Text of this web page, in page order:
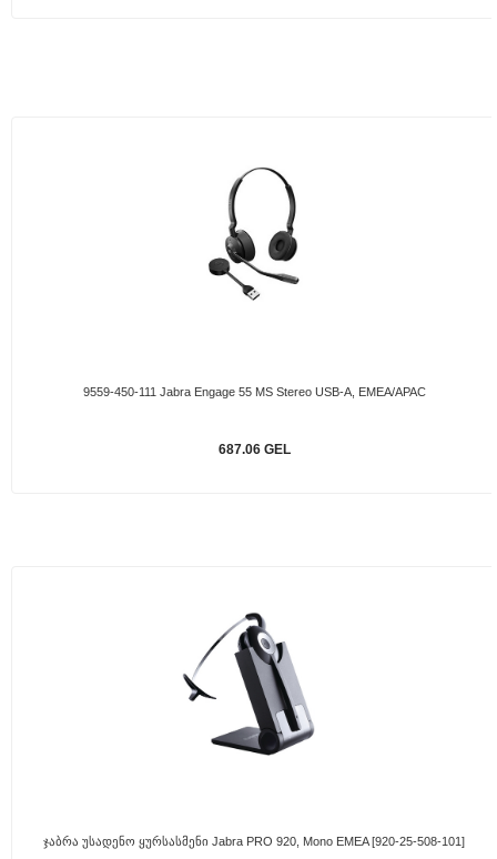
9559-450-111 Jabra Engage 55 MS Stereo USB-A, EMEA/APAC
687.06 GEL
Ჯაბრა Უსადენო Ყურსასმენი Jabra PRO 920, Mono EMEA [920-25-508-101]